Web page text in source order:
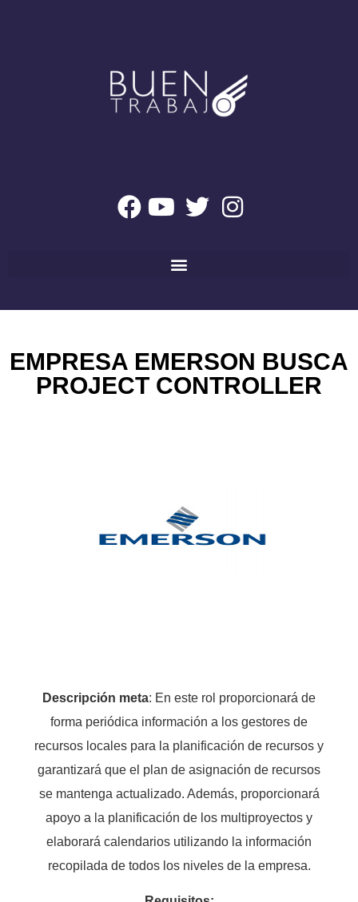
EMPRESA EMERSON BUSCA
PROJECT CONTROLLER
Descripción meta: En este rol proporcionará de
forma periódica información a los gestores de
recursos locales para la planificación de recursos y
garantizará que el plan de asignación de recursos
se mantenga actualizado. Además, proporcionará
apoyo a la planificación de los multiproyectos y
elaborará calendarios utilizando la información
recopilada de todos los niveles de la empresa.